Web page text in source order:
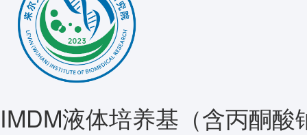
IMDM液体培养基（含丙酮